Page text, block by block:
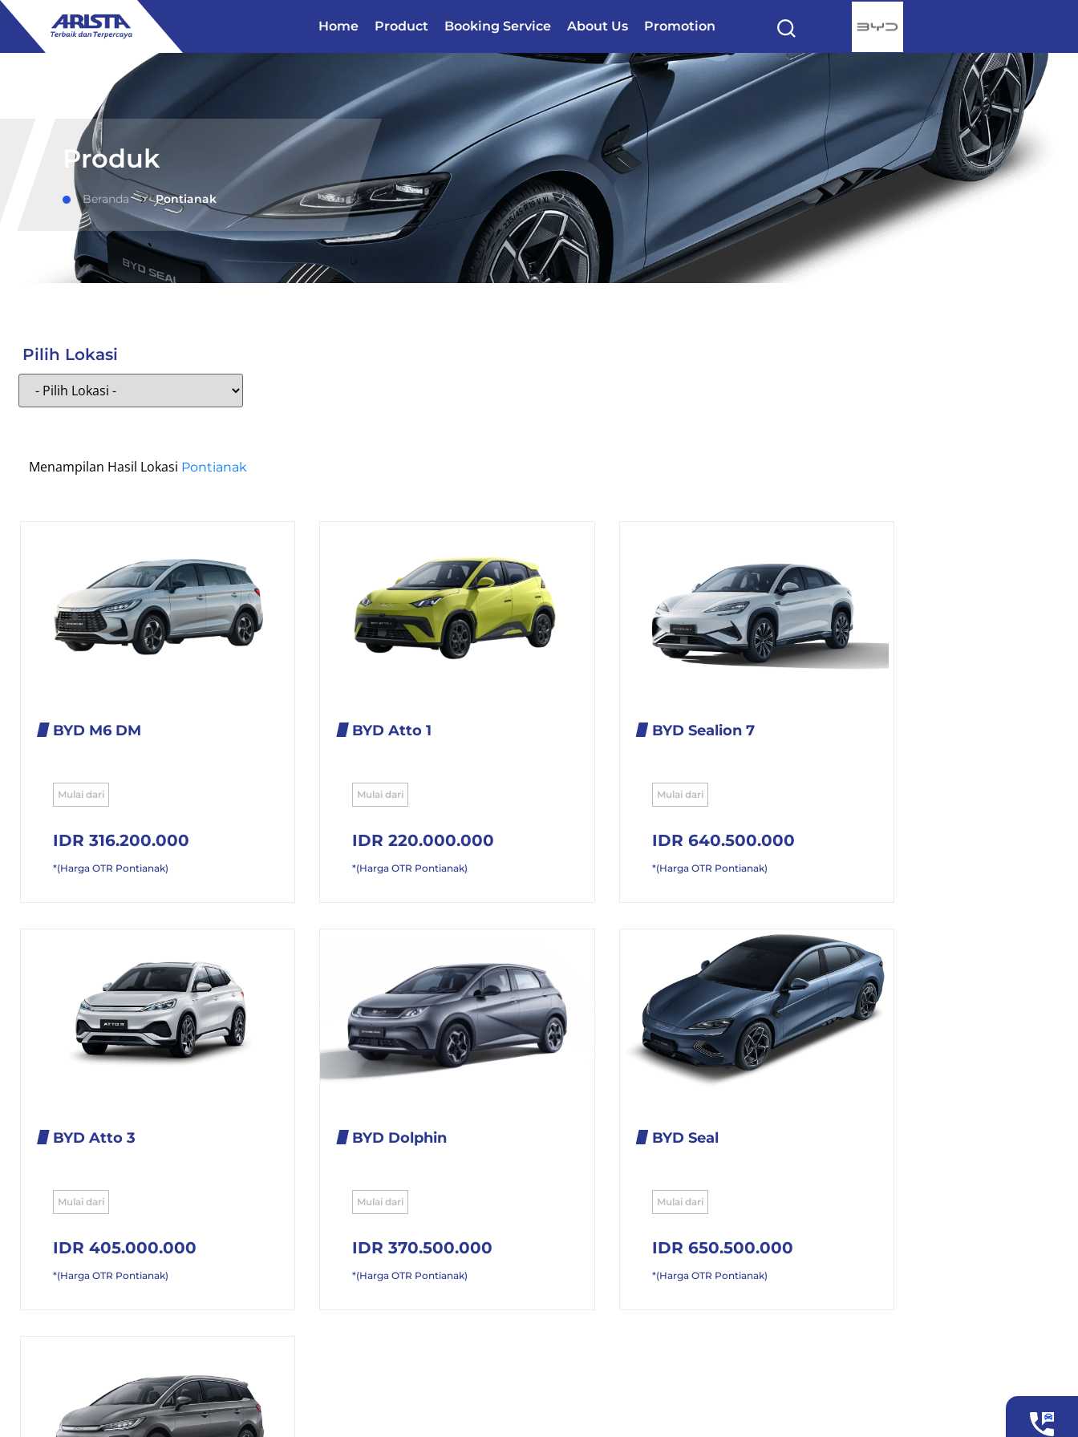
Home Product Booking Service About Us Promotion
Produk
Beranda Pontianak
Pilih Lokasi
Menampilan Hasil Lokasi Pontianak
BYD M6 DM
Mulai dari
IDR 316.200.000
*(Harga OTR Pontianak)
BYD Atto 1
Mulai dari
IDR 220.000.000
*(Harga OTR Pontianak)
BYD Sealion 7
Mulai dari
IDR 640.500.000
*(Harga OTR Pontianak)
BYD Atto 3
Mulai dari
IDR 405.000.000
*(Harga OTR Pontianak)
BYD Dolphin
Mulai dari
IDR 370.500.000
*(Harga OTR Pontianak)
BYD Seal
Mulai dari
IDR 650.500.000
*(Harga OTR Pontianak)